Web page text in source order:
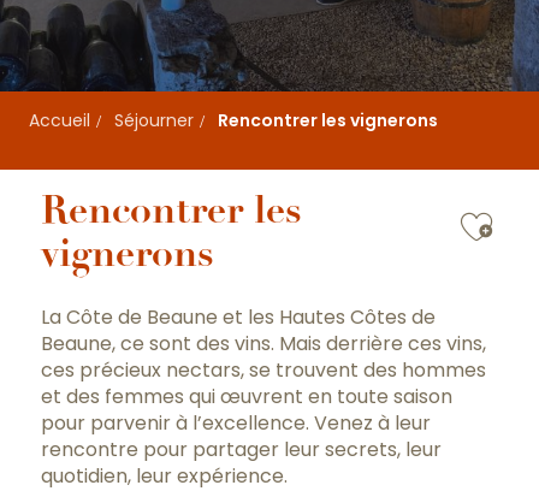
Accueil Séjourner Rencontrer les vignerons
Rencontrer les
vignerons
La Côte de Beaune et les Hautes Côtes de
Beaune, ce sont des vins. Mais derrière ces vins,
ces précieux nectars, se trouvent des hommes
et des femmes qui œuvrent en toute saison
pour parvenir à l’excellence. Venez à leur
rencontre pour partager leur secrets, leur
quotidien, leur expérience.